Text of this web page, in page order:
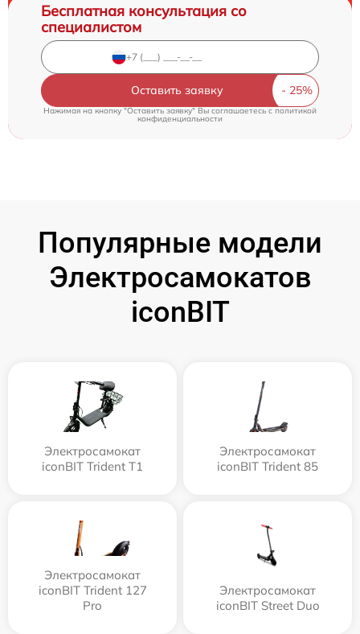
Бесплатная консультация со
специалистом
Оставить заявку
Нажимая на кнопку "Оставить заявку" Вы соглашаетесь cполитикой
конфиденциальности
Популярные модели
Электросамокатов
iconBIT
Электросамокат
iconBIT Trident T1
Электросамокат
iconBIT Trident 85
Электросамокат
iconBIT Trident 127
Pro
Электросамокат
iconBIT Street Duo